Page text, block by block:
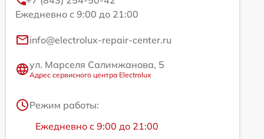
Ежедневно с 9:00 до 21:00
info@electrolux-repair-center.ru
ул. Марселя Салимжанова, 5
Адрес сервисного центра Electrolux
Режим работы:
Ежедневно с 9:00 до 21:00